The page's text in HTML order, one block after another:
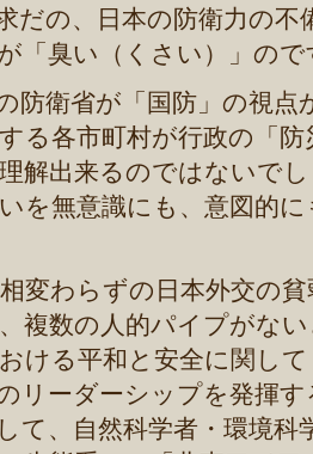
だの、日本の防衛力の
「臭い（くさい）」ので
防衛省が「国防」の視点
る各市町村が行政の「
解出来るのではないで
を無意識にも、意図的
変わらずの日本外交の
複数の人的パイプがな
ける平和と安全に関し
リーダーシップを発揮
て、自然科学者・環境